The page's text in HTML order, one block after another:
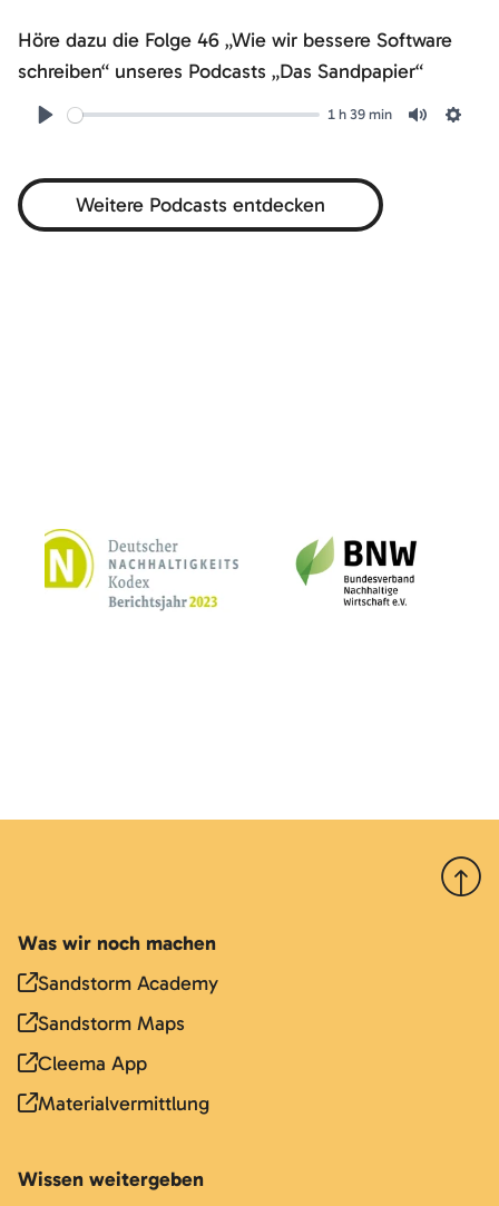
46
Höre dazu die Folge 46 „Wie wir bessere Software
schreiben“ unseres Podcasts „Das Sandpapier“
1 h 39 min
Weitere Podcasts entdecken
Nach
Was wir noch machen
Sandstorm Academy
Sandstorm Maps
Cleema App
Materialvermittlung
Wissen weitergeben